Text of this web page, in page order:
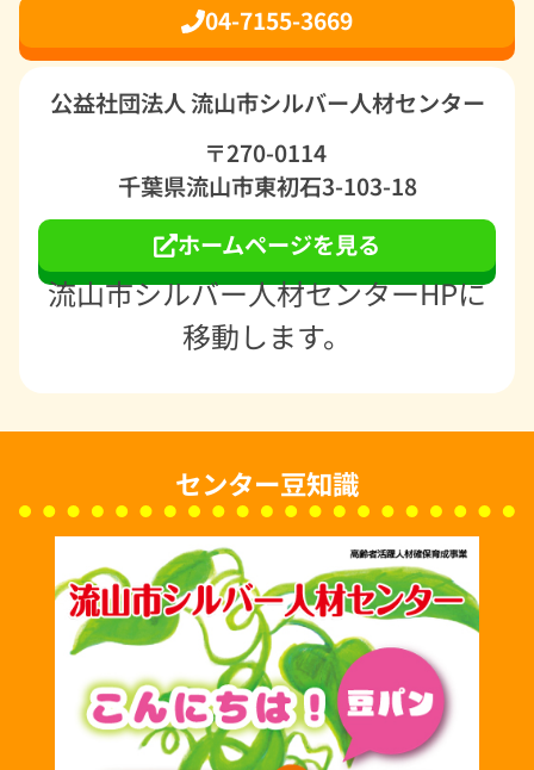
04-7155-3669
公益社団法人 流山市シルバー人材センター
〒270-0114
千葉県流山市東初石3-103-18
ホームページを見る
流山市シルバー人材センターHPに
移動します。
センター豆知識